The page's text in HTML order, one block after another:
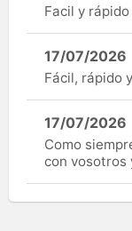
Facil y rápido
17/07/2026
Fácil, rápido
17/07/2026
Como
con vosotros